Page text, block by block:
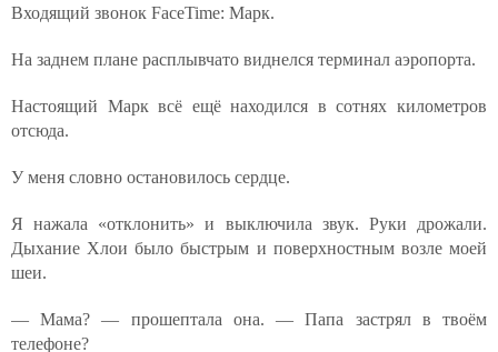
Входящий звонок FaceTime: Марк.
На заднем плане расплывчато виднелся терминал аэропорта.
Настоящий Марк всё ещё находился в сотнях километров
отсюда.
У меня словно остановилось сердце.
Я нажала «отклонить» и выключила звук. Руки дрожали.
Дыхание Хлои было быстрым и поверхностным возле моей
шеи.
— Мама? — прошептала она. — Папа застрял в твоём
телефоне?